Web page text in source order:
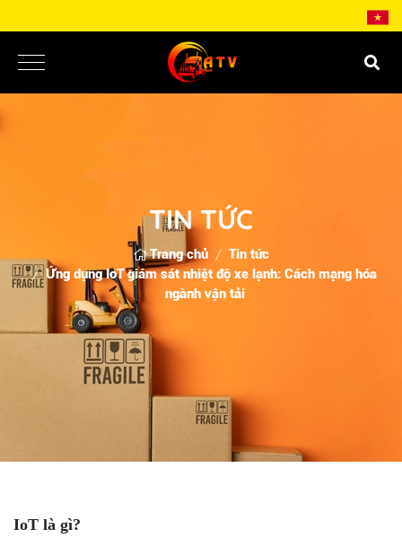
TIN TỨC
Trang chủ
Tin tức
Ứng dụng IoT giám sát nhiệt độ xe lạnh: Cách mạng hóa
ngành vận tải
IoT là gì?